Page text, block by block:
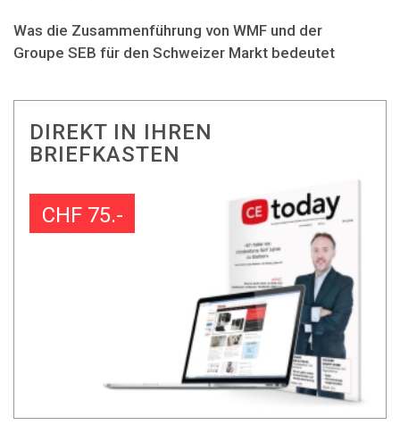
Was die Zusammenführung von WMF und der
Groupe SEB für den Schweizer Markt bedeutet
DIREKT IN IHREN
BRIEFKASTEN
CHF 75.-